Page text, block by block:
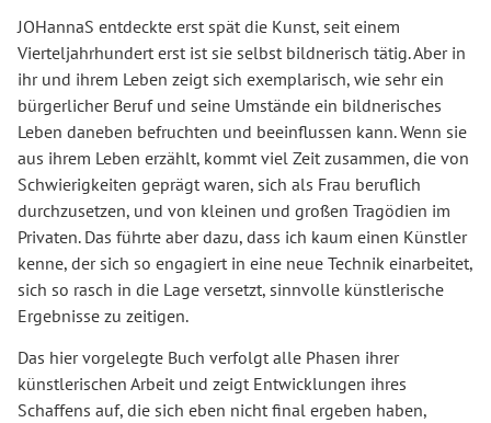
JOHannaS entdeckte erst spät die Kunst, seit einem
Vierteljahrhundert erst ist sie selbst bildnerisch tätig. Aber in
ihr und ihrem Leben zeigt sich exemplarisch, wie sehr ein
bürgerlicher Beruf und seine Umstände ein bildnerisches
Leben daneben befruchten und beeinflussen kann. Wenn sie
aus ihrem Leben erzählt, kommt viel Zeit zusammen, die von
Schwierigkeiten geprägt waren, sich als Frau beruflich
durchzusetzen, und von kleinen und großen Tragödien im
Privaten. Das führte aber dazu, dass ich kaum einen Künstler
kenne, der sich so engagiert in eine neue Technik einarbeitet,
sich so rasch in die Lage versetzt, sinnvolle künstlerische
Ergebnisse zu zeitigen.
Das hier vorgelegte Buch verfolgt alle Phasen ihrer
künstlerischen Arbeit und zeigt Entwicklungen ihres
Schaffens auf, die sich eben nicht final ergeben haben,